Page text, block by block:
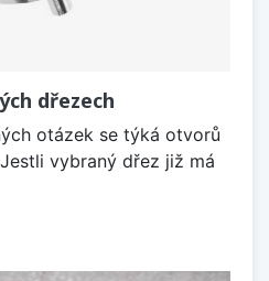
dřezech
otázek se týká otvorů
vybraný dřez již má